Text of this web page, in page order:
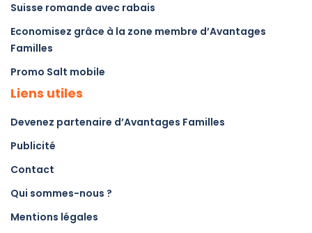
Suisse romande avec rabais
Economisez grâce à la zone membre d’Avantages
Familles
Promo Salt mobile
Liens utiles
Devenez partenaire d’Avantages Familles
Publicité
Contact
Qui sommes-nous ?
Mentions légales